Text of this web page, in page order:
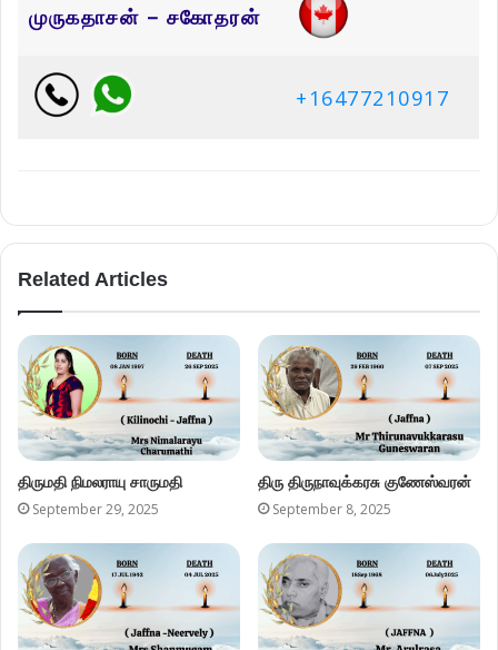
முருகதாசன் – சகோதரன்
+16477210917
Related Articles
திருமதி நிமலராயு சாருமதி
September 29, 2025
திரு திருநாவுக்கரசு குணேஸ்வரன்
September 8, 2025